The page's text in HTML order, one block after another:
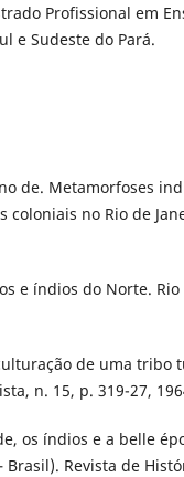
Profissional em
e Sudeste do Pará.
de. Metamorfoses
no Rio de
e índios do Norte. Rio
de uma tribo
n. 15, p. 319-27,
os índios e a belle
Revista de